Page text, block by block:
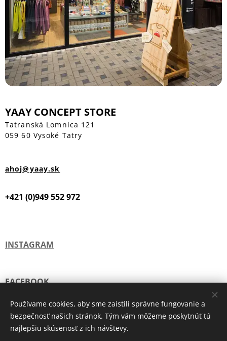
YAAY CONCEPT STORE
Tatranská Lomnica 121
059 60 Vysoké Tatry
ahoj@yaay.sk
+421 (0)949 552 972
INSTAGRAM
FACEBOOK
TIK TOK
Používame cookies, aby sme zaistili správne fungovanie a
bezpečnosť našich stránok. Tým vám môžeme poskytnúť tú
najlepšiu skúsenosť z ich návštevy.